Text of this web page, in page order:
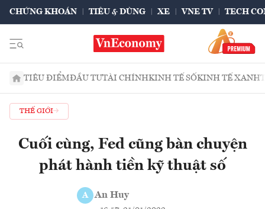
CHỨNG KHOÁN TIÊU & DÙNG XE VNE TV TECH
TIÊU ĐIỂMĐẦU TƯTÀI CHÍNHKINH TẾ SỐKINH TẾ XANH
THẾ GIỚI
Cuối cùng, Fed cũng bàn chuyện
phát hành tiền kỹ thuật số
A An Huy